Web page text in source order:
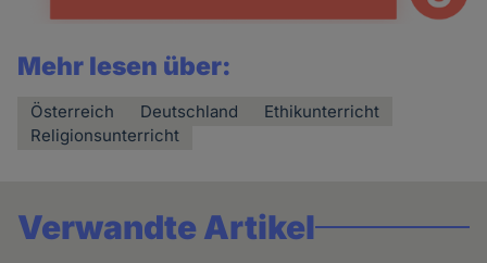
Mehr lesen über:
Österreich Deutschland
Ethikunterricht
Religionsunterricht
Verwandte Artikel